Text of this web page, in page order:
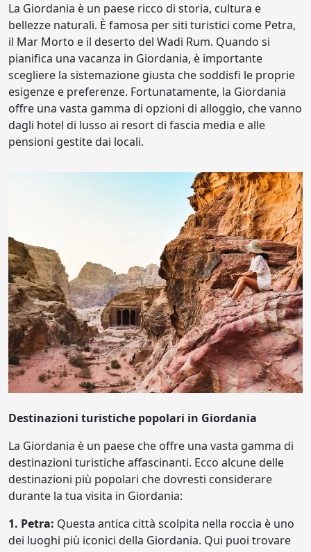
La Giordania è un paese ricco di storia, cultura e
bellezze naturali. È famosa per siti turistici come Petra,
il Mar Morto e il deserto del Wadi Rum. Quando si
pianifica una vacanza in Giordania, è importante
scegliere la sistemazione giusta che soddisfi le proprie
esigenze e preferenze. Fortunatamente, la Giordania
offre una vasta gamma di opzioni di alloggio, che vanno
dagli hotel di lusso ai resort di fascia media e alle
pensioni gestite dai locali.
Destinazioni turistiche popolari in Giordania
La Giordania è un paese che offre una vasta gamma di
destinazioni turistiche affascinanti. Ecco alcune delle
destinazioni più popolari che dovresti considerare
durante la tua visita in Giordania:
1. Petra: Questa antica città scolpita nella roccia è uno
dei luoghi più iconici della Giordania. Qui puoi trovare